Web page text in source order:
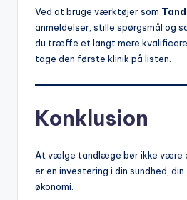
Ved at bruge værktøjer som
anmeldelser, stille spørgsmål og
du træffe et langt mere
tage den første klinik på listen.
Konklusion
At vælge tandlæge bør ikke være
er en investering i din sundhed,
økonomi.